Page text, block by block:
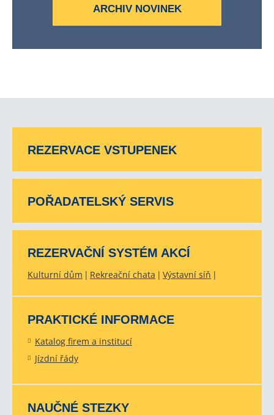
ARCHIV NOVINEK
REZERVACE VSTUPENEK
POŘADATELSKÝ SERVIS
REZERVAČNÍ SYSTÉM AKCÍ
Kulturní dům Rekreační chata Výstavní síň
PRAKTICKÉ INFORMACE
Katalog firem a institucí
Jízdní řády
NAUČNÉ STEZKY